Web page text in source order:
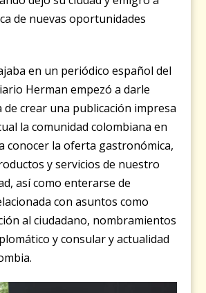
de nuevas oportunidades
en un periódico español del
Herman empezó a darle
de crear una publicación impresa
la comunidad colombiana en
conocer la oferta gastronómica,
y servicios de nuestro
así como enterarse de
con asuntos como
al ciudadano, nombramientos
y consular y actualidad